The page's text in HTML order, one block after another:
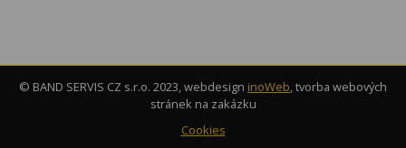
© BAND SERVIS CZ s.r.o. 2023, webdesign inoWeb, tvorba webových
stránek na zakázku
Cookies